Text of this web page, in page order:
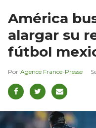
América
alargar su
fútbol
Agence France-Presse